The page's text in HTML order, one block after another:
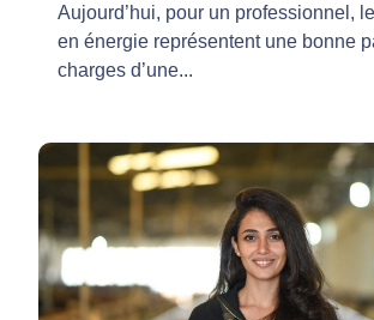
Aujourd’hui, pour un professionnel,
en énergie représentent une bonne
charges d’une...